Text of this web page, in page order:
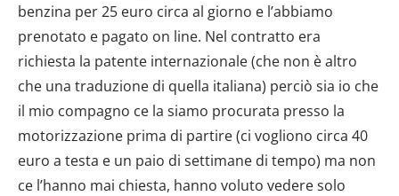
benzina per 25 euro circa al giorno e l’abbiamo
prenotato e pagato on line. Nel contratto era
richiesta la patente internazionale (che non è altro
che una traduzione di quella italiana) perciò sia io che
il mio compagno ce la siamo procurata presso la
motorizzazione prima di partire (ci vogliono circa 40
euro a testa e un paio di settimane di tempo) ma non
ce l’hanno mai chiesta, hanno voluto vedere solo